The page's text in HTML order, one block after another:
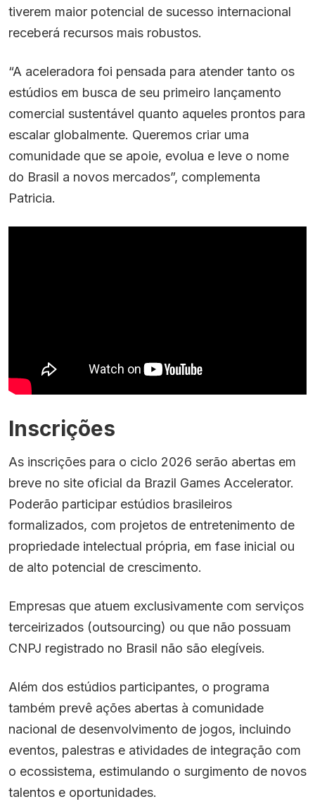
tiverem maior potencial de sucesso internacional
receberá recursos mais robustos.
“A aceleradora foi pensada para atender tanto os
estúdios em busca de seu primeiro lançamento
comercial sustentável quanto aqueles prontos para
escalar globalmente. Queremos criar uma
comunidade que se apoie, evolua e leve o nome
do Brasil a novos mercados”, complementa
Patricia.
Inscrições
As inscrições para o ciclo 2026 serão abertas em
breve no site oficial da Brazil Games Accelerator.
Poderão participar estúdios brasileiros
formalizados, com projetos de entretenimento de
propriedade intelectual própria, em fase inicial ou
de alto potencial de crescimento.
Empresas que atuem exclusivamente com serviços
terceirizados (outsourcing) ou que não possuam
CNPJ registrado no Brasil não são elegíveis.
Além dos estúdios participantes, o programa
também prevê ações abertas à comunidade
nacional de desenvolvimento de jogos, incluindo
eventos, palestras e atividades de integração com
o ecossistema, estimulando o surgimento de novos
talentos e oportunidades.